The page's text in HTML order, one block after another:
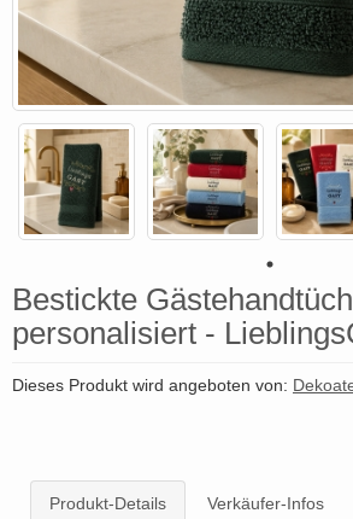
Bestickte
personalisiert -
Dieses Produkt wird angeboten von:
Produkt-Details Verkäufer-Infos